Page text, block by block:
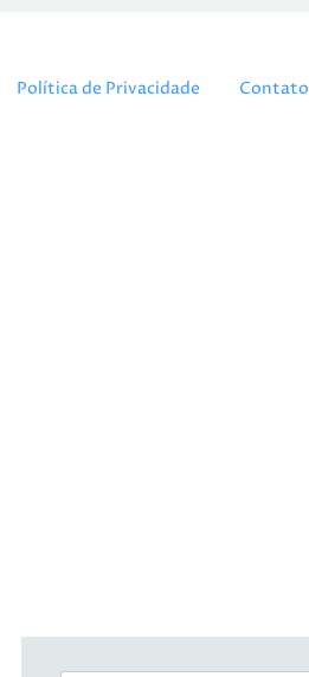
Política de Privacidade Contato